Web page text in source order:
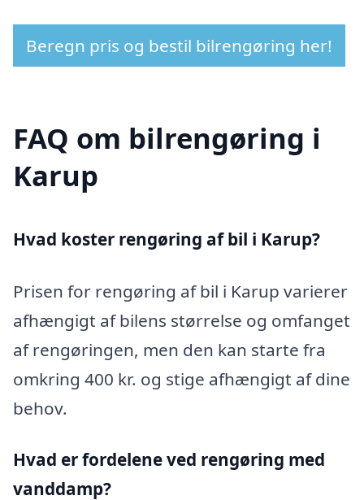
Beregn pris og bestil bilrengøring her!
FAQ om bilrengøring i
Karup
Hvad koster rengøring af bil i Karup?
Prisen for rengøring af bil i Karup varierer
afhængigt af bilens størrelse og omfanget
af rengøringen, men den kan starte fra
omkring 400 kr. og stige afhængigt af dine
behov.
Hvad er fordelene ved rengøring med
vanddamp?